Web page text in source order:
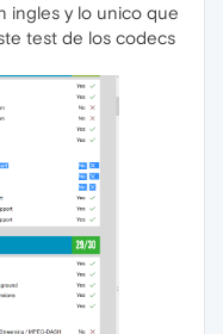
ingles y lo unico que
test de los codecs